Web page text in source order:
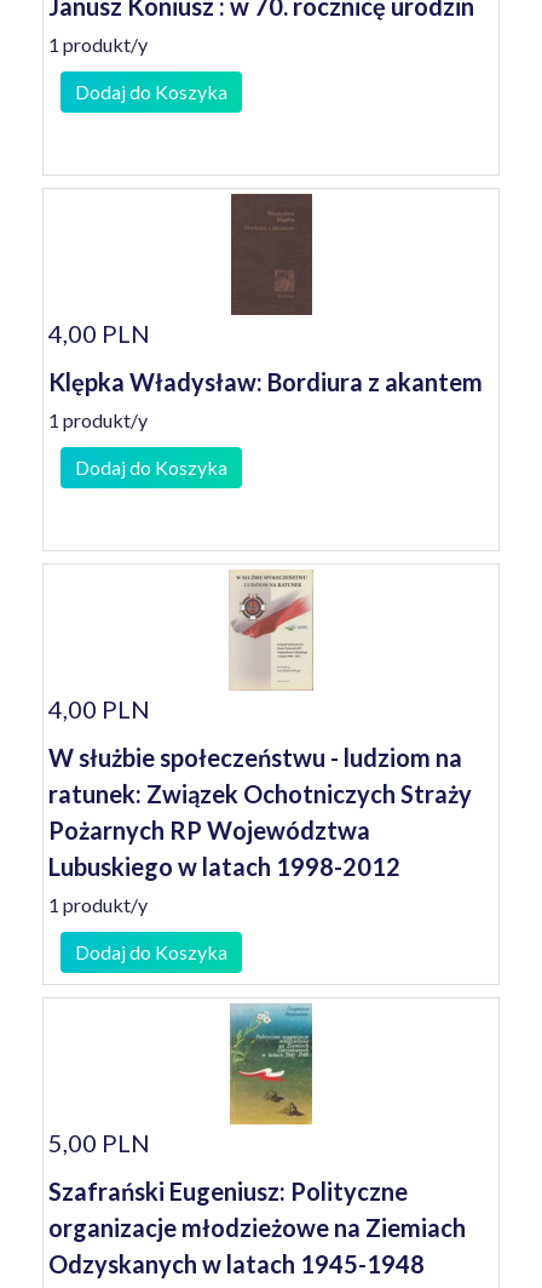
Janusz Koniusz : w 70. rocznicę urodzin
1 produkt/y
Dodaj do Koszyka
4,00 PLN
Klępka Władysław: Bordiura z akantem
1 produkt/y
Dodaj do Koszyka
4,00 PLN
W służbie społeczeństwu - ludziom na
ratunek: Związek Ochotniczych Straży
Pożarnych RP Województwa
Lubuskiego w latach 1998-2012
1 produkt/y
Dodaj do Koszyka
5,00 PLN
Szafrański Eugeniusz: Polityczne
organizacje młodzieżowe na Ziemiach
Odzyskanych w latach 1945-1948